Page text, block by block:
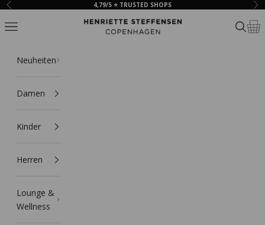
Zum Inhalt springen
Zurück 4,79/5 ⭐ TRUSTED SHOPS Vor
HSCPH
Navigationsmenü öffnen Suche
Neuheiten
Damen
Kinder
Herren
Lounge &
Wellness